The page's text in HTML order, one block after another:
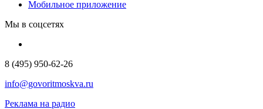
Мобильное приложение
Мы в соцсетях
8 (495) 950-62-26
info@govoritmoskva.ru
Реклама на радио